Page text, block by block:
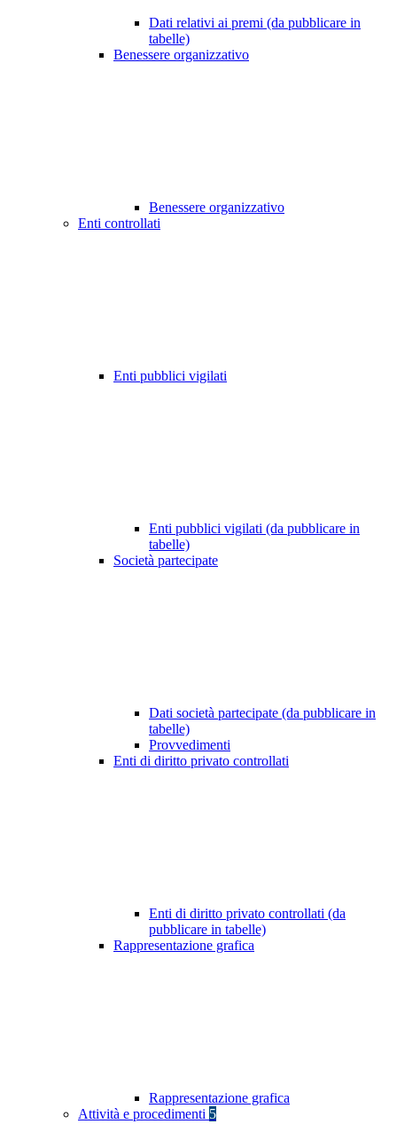
Dati relativi ai premi (da pubblicare in
tabelle)
Benessere organizzativo
Benessere organizzativo
Enti controllati
Enti pubblici vigilati
Enti pubblici vigilati (da pubblicare in
tabelle)
Società partecipate
Dati società partecipate (da pubblicare in
tabelle)
Provvedimenti
Enti di diritto privato controllati
Enti di diritto privato controllati (da
pubblicare in tabelle)
Rappresentazione grafica
Rappresentazione grafica
Attività e procedimenti 5